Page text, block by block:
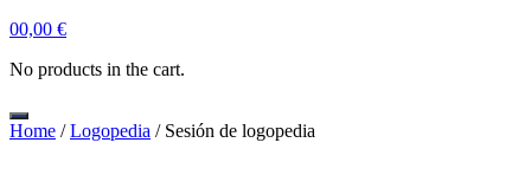
account
00,00 €
No products in the cart.
Home /Logopedia / Sesión de logopedia